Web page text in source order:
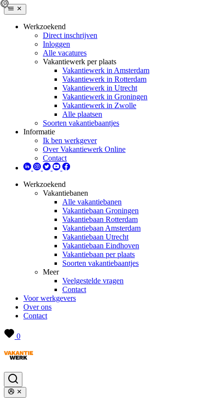
Werkzoekend
Direct inschrijven
Inloggen
Alle vacatures
Vakantiewerk per plaats
Vakantiewerk in Amsterdam
Vakantiewerk in Rotterdam
Vakantiewerk in Utrecht
Vakantiewerk in Groningen
Vakantiewerk in Zwolle
Alle plaatsen
Soorten vakantiebaantjes
Informatie
Ik ben werkgever
Over Vakantiewerk Online
Contact
Werkzoekend
Vakantiebanen
Alle vakantiebanen
Vakantiebaan Groningen
Vakantiebaan Rotterdam
Vakantiebaan Amsterdam
Vakantiebaan Utrecht
Vakantiebaan Eindhoven
Vakantiebaan per plaats
Soorten vakantiebaantjes
Meer
Veelgestelde vragen
Contact
Voor werkgevers
Over ons
Contact
0